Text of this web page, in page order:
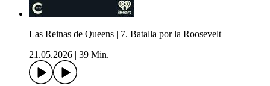
Las Reinas de Queens | 7. Batalla por la Roosevelt
21.05.2026
39 Min.